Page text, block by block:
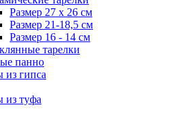
Размер 27 х 26 см
Размер 21-18,5 см
Размер 16 - 14 см
тарелки
панно
из гипса
из туфа